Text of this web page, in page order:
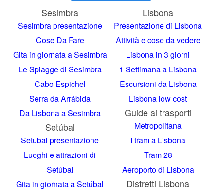
Sesimbra
Sesimbra presentazione
Cose Da Fare
Gita in giornata a Sesimbra
Le Spiagge di Sesimbra
Cabo Espichel
Serra da Arrábida
Da Lisbona a Sesimbra
Setúbal
Setubal presentazione
Luoghi e attrazioni di
Setúbal
Gita in giornata a Setúbal
Lisbona
Presentazione di Lisbona
Attività e cose da vedere
Lisbona in 3 giorni
1 Settimana a Lisbona
Escursioni da Lisbona
Lisbona low cost
Guide ai trasporti
Metropolitana
I tram a Lisbona
Tram 28
Aeroporto di Lisbona
Distretti Lisbona